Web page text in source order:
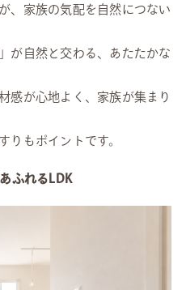
、家族の気配を自然につない
が自然と交わる、あたたかな
感が心地よく、家族が集まり
りもポイントです。
ふれるLDK